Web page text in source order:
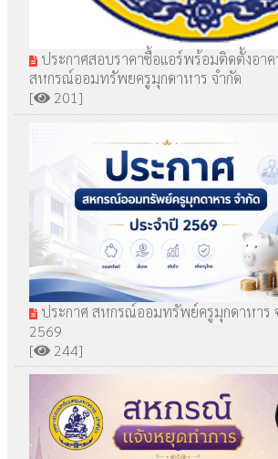
ประกาศสอบราคาซื้อแอร์พร้อมติดตั้งอา
สหกรณ์ออมทรัพยครูมุกดาหาร จำกัด
[
201]
ประกาศ สหกรณ์ออมทรัพย์ครูมุกดาหาร
2569
[
244]